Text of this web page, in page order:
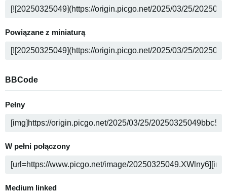
Powiązane z miniaturą
BBCode
Pełny
W pełni połączony
Medium linked